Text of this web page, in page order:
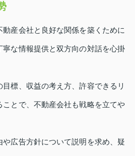
産会社と良好な関係を築くために
寧な情報提供と双方向の対話を心掛
標、収益の考え方、許容できるリ
ことで、不動産会社も戦略を立てや
広告方針について説明を求め、疑